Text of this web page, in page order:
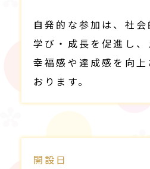
自発的な参加は、社
学び・成長を促進し
幸福感や達成感を向上
おります。
開設日